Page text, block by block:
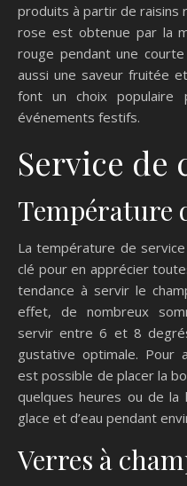
produits à partir de raisins
rose est obtenue par la
rouge pendant une
aussi une saveur fruitée
font un choix populaire
événements festifs.
Service de
Température
La température de
clé pour en apprécier
tendance à servir le
effet, de nombreux
servir entre 6 et 8
gustative optimale. Pour
est possible de placer la
quelques heures ou de la
glace et d’eau pendant
Verres à